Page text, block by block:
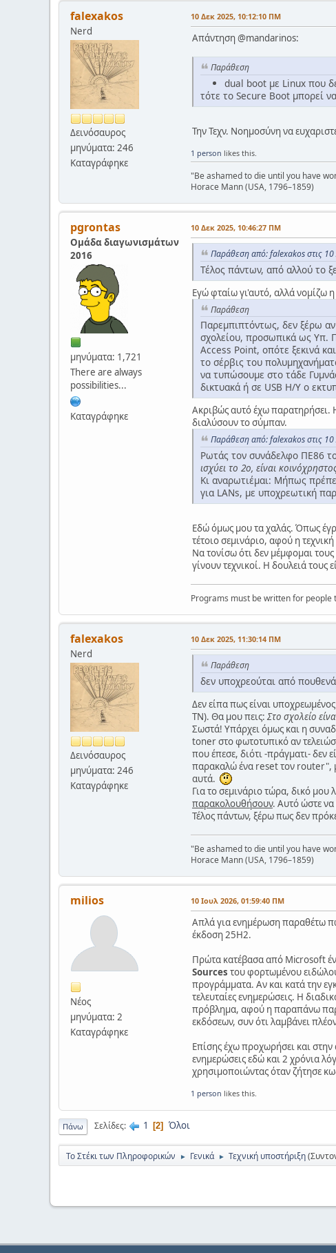
falexakos
Nerd
Δεινόσαυρος
μηνύματα: 246
Καταγράφηκε
10 Δεκ 2025, 10:12:10 ΠΜ
Απάντηση @mandarinos:
Παράθεση
dual boot με Linux που
τότε το Secure Boot μπορεί να
Την Τεχν. Νοημοσύνη να
1 person likes this.
"Be ashamed to die until you have
Horace Mann (USA, 1796–1859)
pgrontas
Ομάδα διαγωνισμάτων
2016
μηνύματα: 1,721
There are always
possibilities...
Καταγράφηκε
10 Δεκ 2025, 10:46:27 ΠΜ
Παράθεση από: falexakos στις
Τέλος πάντων, από αλλού το
Εγώ φταίω γι'αυτό, αλλά νομίζω
Παράθεση
Παρεμπιπτόντως, δεν ξέρω αν
σχολείου, προσωπικά ως Υπ.
Access Point, οπότε ξεκινά
το σέρβις του
να τυπώσουμε στο τάδε
δικτυακά ή σε USB Η/Υ ο
Ακριβώς αυτό έχω παρατηρήσει.
διαλύσουν το σύμπαν.
Παράθεση από: falexakos στις
Ρωτάς τον συνάδελφο ΠΕ86
ισχύει το 2ο, είναι
Κι αναρωτιέμαι: Μήπως
για LANs, με υποχρεωτική
Εδώ όμως μου τα χαλάς. Όπως
τέτοιο σεμινάριο, αφού η
Να τονίσω ότι δεν μέμφομαι
γίνουν τεχνικοί. Η δουλειά τους
Programs must be written for people
falexakos
Nerd
Δεινόσαυρος
μηνύματα: 246
Καταγράφηκε
10 Δεκ 2025, 11:30:14 ΠΜ
Παράθεση
δεν υποχρεούται από
Δεν είπα πως είναι υποχρεωμένος
ΤΝ). Θα μου πεις: Στο σχολείο
Σωστά! Υπάρχει όμως και η
toner στο φωτοτυπικό αν
που έπεσε, διότι -πράγματι- δεν
παρακαλώ ένα reset τον router",
αυτά.
Για το σεμινάριο τώρα, δικό
παρακολουθήσουν. Αυτό ώστε να
Τέλος πάντων, ξέρω πως δεν
"Be ashamed to die until you have
Horace Mann (USA, 1796–1859)
milios
Νέος
μηνύματα: 2
Καταγράφηκε
10 Ιουλ 2026, 01:59:40 ΠΜ
Απλά για ενημέρωση παραθέτω
έκδοση 25H2.
Πρώτα κατέβασα από Microsoft
Sources του φορτωμένου
προγράμματα. Αν και κατά την
τελευταίες ενημερώσεις. Η
πρόβλημα, αφού η παραπάνω
εκδόσεων, συν ότι λαμβάνει
Επίσης έχω προχωρήσει και στην
ενημερώσεις εδώ και 2 χρόνια
χρησιμοποιώντας όταν ζήτησε
1 person likes this.
Πάνω Σελίδες 1 2 Όλοι
Το Στέκι των Πληροφορικών ► Γενικά ► Τεχνική υποστήριξη